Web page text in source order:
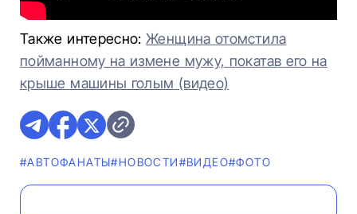
Также интересно:Женщина отомстила
пойманному на измене мужу, покатав его на
крыше машины голым (видео)
#AВТОФАНАТЫ#НОВОСТИ#ВИДЕО#ФОТО